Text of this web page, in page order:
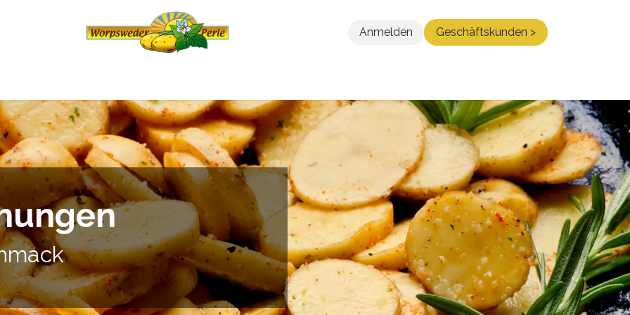
Anmelden Geschäftskunden >